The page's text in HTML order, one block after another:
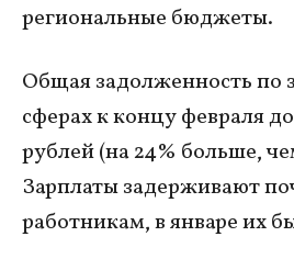
региональные бюджеты.
Общая задолженность по
сферах к концу февраля
рублей (на 24% больше,
Зарплаты задерживают
работникам, в январе их